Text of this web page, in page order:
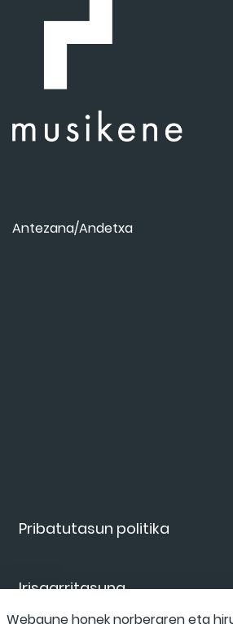
Pribatutasun politika
Irisgarritasuna
Antezana/Andetxa
Webgune honek norberaren eta